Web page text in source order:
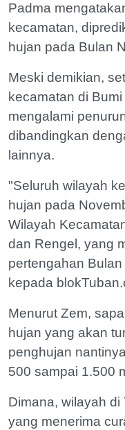
Padma
kecamatan,
hujan pada Bulan
Meski demikian,
kecamatan di
mengalami
dibandingkan
lainnya.
"Seluruh wilayah
hujan pada
Wilayah
dan Rengel, yang
pertengahan
kepada
Menurut Zem,
hujan yang akan
penghujan
500 sampai 1.500
Dimana, wilayah
yang menerima